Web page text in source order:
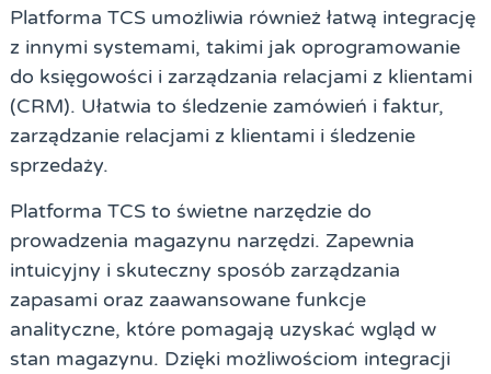
Platforma TCS umożliwia również łatwą integrację
z innymi systemami, takimi jak oprogramowanie
do księgowości i zarządzania relacjami z klientami
(CRM). Ułatwia to śledzenie zamówień i faktur,
zarządzanie relacjami z klientami i śledzenie
sprzedaży.
Platforma TCS to świetne narzędzie do
prowadzenia magazynu narzędzi. Zapewnia
intuicyjny i skuteczny sposób zarządzania
zapasami oraz zaawansowane funkcje
analityczne, które pomagają uzyskać wgląd w
stan magazynu. Dzięki możliwościom integracji